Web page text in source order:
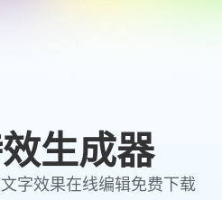
生成器
字效果在线编辑免费下载